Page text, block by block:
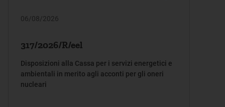
06/08/2026
317/2026/R/eel
Disposizioni alla Cassa per i servizi energetici e
ambientali in merito agli acconti per gli oneri
nucleari